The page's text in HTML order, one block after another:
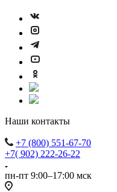
Наши контакты
+7 (800) 551-67-70
+7( 902) 222-26-22
пн-пт 9:00–17:00 мск